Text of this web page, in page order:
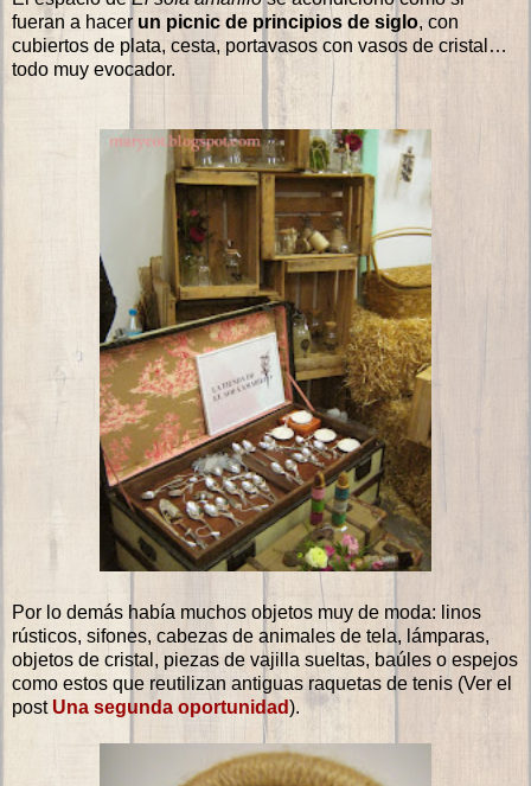
fueran a hacer un picnic de principios de siglo, con
cubiertos de plata, cesta, portavasos con vasos de cristal…
todo muy evocador.
Por lo demás había muchos objetos muy de moda: linos
rústicos, sifones, cabezas de animales de tela, lámparas,
objetos de cristal, piezas de vajilla sueltas, baúles o espejos
como estos que reutilizan antiguas raquetas de tenis (Ver el
post Una segunda oportunidad).